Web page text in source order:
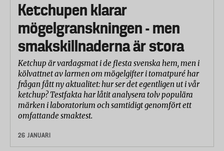
Ketchupen klarar
mögelgranskningen - men
smakskillnaderna är stora
Ketchup är vardagsmat i de flesta svenska hem, men i
kölvattnet av larmen om mögelgifter i tomatpuré har
frågan fått ny aktualitet: hur ser det egentligen ut i vår
ketchup? Testfakta har låtit analysera tolv populära
märken i laboratorium och samtidigt genomfört ett
omfattande smaktest.
26 JANUARI